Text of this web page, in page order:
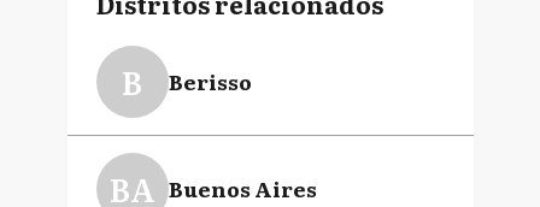
B Berisso
BA Buenos Aires